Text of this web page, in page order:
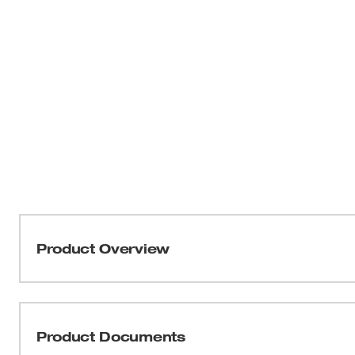
Product Overview
ayudarlo a mantener su cabeza fresca mientras
Product Documents